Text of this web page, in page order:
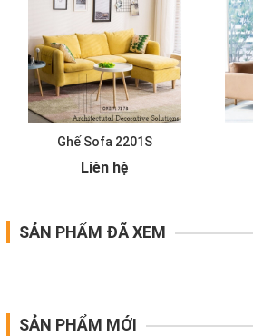
Ghế Sofa 2201S
Liên hệ
SẢN PHẨM ĐÃ XEM
SẢN PHẨM MỚI